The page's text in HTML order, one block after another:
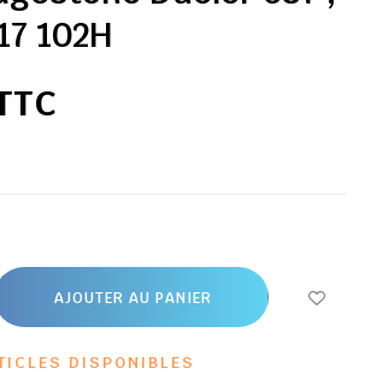
102H
AJOUTER AU PANIER
DISPONIBLES